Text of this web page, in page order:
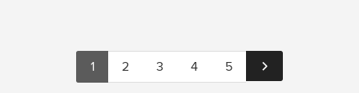
1 2 3 4 5